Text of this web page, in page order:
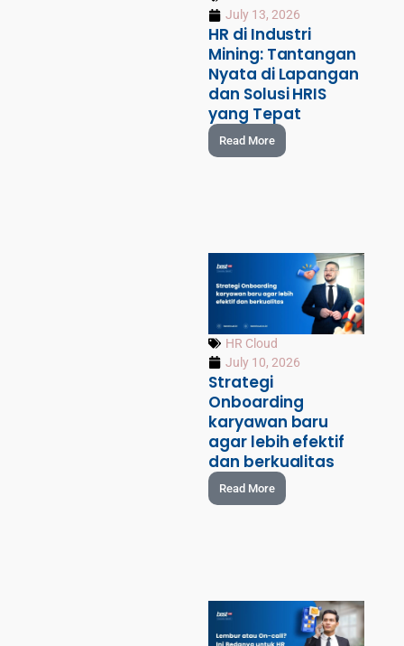
July 13, 2026
HR di Industri
Mining: Tantangan
Nyata di Lapangan
dan Solusi HRIS
yang Tepat
Read More
HR Cloud
July 10, 2026
Strategi
Onboarding
karyawan baru
agar lebih efektif
dan berkualitas
Read More